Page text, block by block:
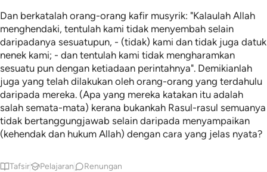
Dan berkatalah orang-orang kafir musyrik: "Kalaulah Allah
menghendaki, tentulah kami tidak menyembah selain
daripadanya sesuatupun, - (tidak) kami dan tidak juga datuk
nenek kami; - dan tentulah kami tidak mengharamkan
sesuatu pun dengan ketiadaan perintahnya". Demikianlah
juga yang telah dilakukan oleh orang-orang yang terdahulu
daripada mereka. (Apa yang mereka katakan itu adalah
salah semata-mata) kerana bukankah Rasul-rasul semuanya
tidak bertanggungjawab selain daripada menyampaikan
(kehendak dan hukum Allah) dengan cara yang jelas nyata?
Tafsir Pelajaran Renungan